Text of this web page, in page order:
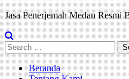
Jasa Penerjemah Medan Resmi
Search
for:
Beranda